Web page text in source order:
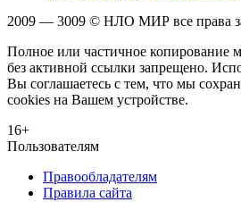
2009 — 3009 © НЛО МИР все права
Полное или частичное копирование
без активной ссылки запрещено.
Вы соглашаетесь с тем, что мы
cookies на Вашем устройстве.
16+
Пользователям
Правообладателям
Правила сайта